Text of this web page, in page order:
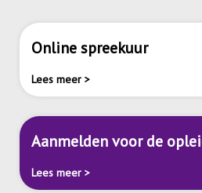
Online spreekuur
Lees meer >
Aanmelden voor de
Lees meer >